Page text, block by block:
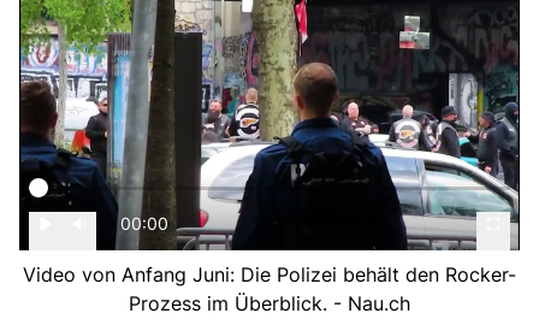
00:00
Video von Anfang Juni: Die Polizei behält den Rocker-
Prozess im Überblick. - Nau.ch